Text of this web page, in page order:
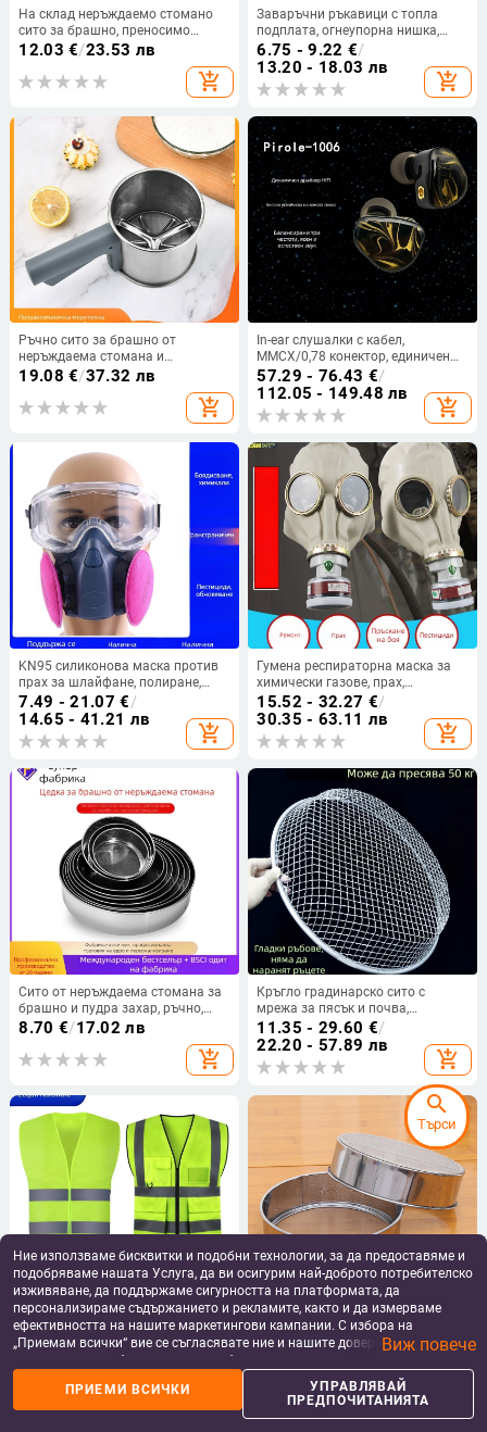
На склад неръждаемо стомано
сито за брашно, преносимо
кухненско сито за брашно и
12.03 €/23.53 лв
add_shopping_cart
Заваръчни ръкавици с топла
подплата, огнеупорна нишка,
памучен пълнеж,
износоустойчиви,
термоизолирани, устойчиви на
високи температури, овча кожа,
6.75 - 9.22 €/
13.20 - 18.03 лв
add_shopping_cart
Ръчно сито за брашно от
неръждаема стомана и
полувтоматична мерителна
19.08 €/37.32 лв
add_shopping_cart
In-ear слушалки с кабел,
MMCX/0,78 конектор, единичен
динамичен драйвер, естествен
прозрачен звук, корпус от смола,
приятелски към кожата
57.29 - 76.43 €/
112.05 - 149.48 лв
add_shopping_cart
KN95 силиконова маска против
прах за шлайфане, полиране,
каналиране и рязане – модел
7502
7.49 - 21.07 €/
14.65 - 41.21 лв
add_shopping_cart
Гумена респираторна маска за
химически газове, прах,
боядисване с пръски и пестициди
– защита от миризма,
формалдехид и изпарения, маска
с призрачно лице
15.52 - 32.27 €/
30.35 - 63.11 лв
add_shopping_cart
Сито от неръждаема стомана за
брашно и пудра захар, ръчно,
кръгло с финна мрежа 40/60
8.70 €/17.02 лв
add_shopping_cart
Кръгло градинарско сито с
мрежа за пясък и почва,
индустриално железно сито с
дебела мрежа и големи отвори
11.35 - 29.60 €/
22.20 - 57.89 лв
add_shopping_cart
Светлоотразяващ жилет за
строителни и пътни работи с цип
10.01 - 11.45
19.58 - 22.39 лв
20# сито за брашно, 40-мрежово,
премиум 201 неръждаема
стомана, ръчно за домашно
печене
9.65 - 9.75€
18.87 - 19.07 лв
Ние използваме бисквитки и подобни технологии, за да предоставяме и
подобряваме нашата Услуга, да ви осигурим най-доброто потребителско
изживяване, да поддържаме сигурността на платформата, да
персонализираме съдържанието и рекламите, както и да измерваме
ефективността на нашите маркетингови кампании. С избора на
„Приемам всички“ вие се съгласявате ние и нашите доверени партньори
да съхраняваме бисквитки и подобни технологии на вашето устройство
за рекламни и аналитични цели. Можете по всяко време да управлявате
своите предпочитания, като натиснете „Управлявай предпочитанията“.
За повече информация, моля, вижте нашата
Виж повече
ПРИЕМИ ВСИЧКИ
УПРАВЛЯВАЙ
ПРЕДПОЧИТАНИЯТА
search
Търси